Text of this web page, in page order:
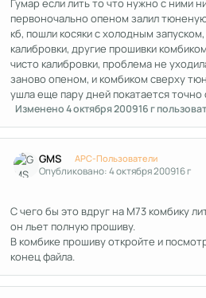
Гумар если лить то что нужно с ними
первоночально опеном залил
кб, пошли косяки с холодным
калибровки, другие прошивки
чисто калибровки, проблема не
заново опеном, и комбиком сверху
ушла еще пару дней покатается точно
Изменено4 октября 200916 г
GMS APC-Пользователи
Опубликовано:4 октября 200916 г
С чего бы это вдруг на М73 комбику
он льет полную прошиву.
В комбике прошиву откройте и
конец файла.